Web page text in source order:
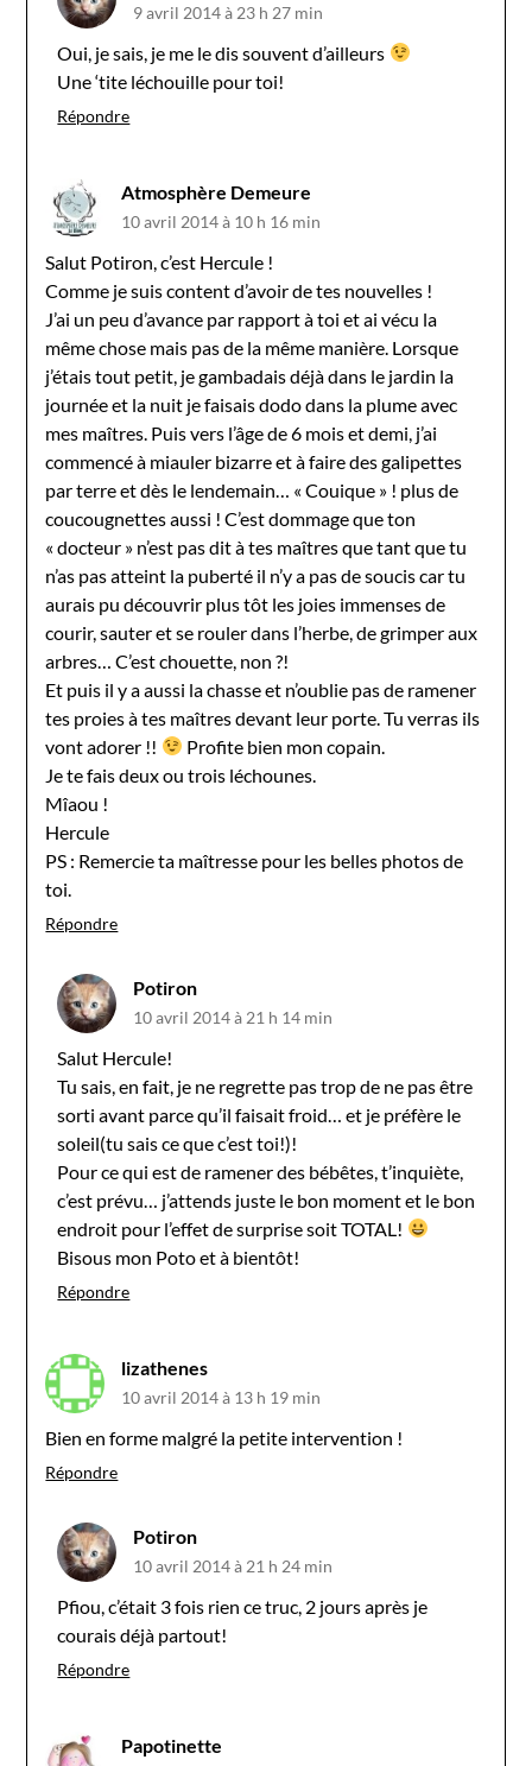
9 avril 2014 à 23 h 27 min
Oui, je sais, je me le dis souvent d’ailleurs
Une ‘tite léchouille pour toi!
Répondre
Atmosphère Demeure
10 avril 2014 à 10 h 16 min
Salut Potiron, c’est Hercule !
Comme je suis content d’avoir de tes nouvelles !
J’ai un peu d’avance par rapport à toi et ai vécu la
même chose mais pas de la même manière. Lorsque
j’étais tout petit, je gambadais déjà dans le jardin la
journée et la nuit je faisais dodo dans la plume avec
mes maîtres. Puis vers l’âge de 6 mois et demi, j’ai
commencé à miauler bizarre et à faire des galipettes
par terre et dès le lendemain… « Couique » ! plus de
coucougnettes aussi ! C’est dommage que ton
« docteur » n’est pas dit à tes maîtres que tant que tu
n’as pas atteint la puberté il n’y a pas de soucis car tu
aurais pu découvrir plus tôt les joies immenses de
courir, sauter et se rouler dans l’herbe, de grimper aux
arbres… C’est chouette, non ?!
Et puis il y a aussi la chasse et n’oublie pas de ramener
tes proies à tes maîtres devant leur porte. Tu verras ils
vont adorer !!
Profite bien mon copain.
Je te fais deux ou trois léchounes.
Mîaou !
Hercule
PS : Remercie ta maîtresse pour les belles photos de
toi.
Répondre
Potiron
10 avril 2014 à 21 h 14 min
Salut Hercule!
Tu sais, en fait, je ne regrette pas trop de ne pas être
sorti avant parce qu’il faisait froid… et je préfère le
soleil(tu sais ce que c’est toi!)!
Pour ce qui est de ramener des bébêtes, t’inquiète,
c’est prévu… j’attends juste le bon moment et le bon
endroit pour l’effet de surprise soit TOTAL!
Bisous mon Poto et à bientôt!
Répondre
lizathenes
10 avril 2014 à 13 h 19 min
Bien en forme malgré la petite intervention !
Répondre
Potiron
10 avril 2014 à 21 h 24 min
Pfiou, c’était 3 fois rien ce truc, 2 jours après je
courais déjà partout!
Répondre
Papotinette